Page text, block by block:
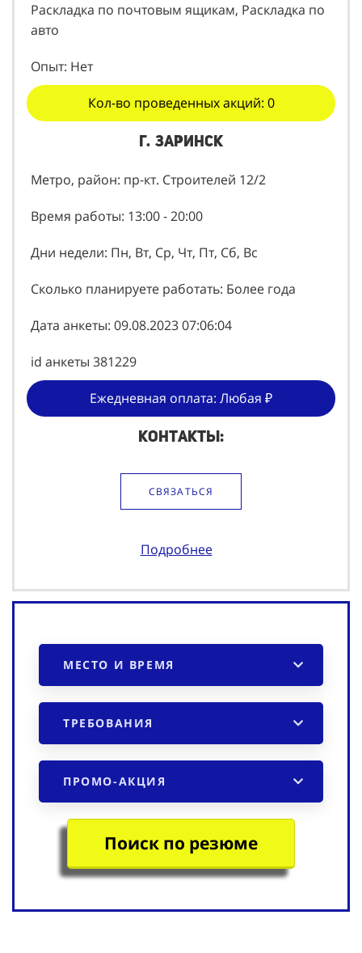
Раскладка по почтовым ящикам, Раскладка по
авто
Опыт: Нет
Кол-во проведенных акций: 0
г. Заринск
Метро, район: пр-кт. Строителей 12/2
Время работы: 13:00 - 20:00
Дни недели: Пн, Вт, Ср, Чт, Пт, Сб, Вс
Сколько планируете работать: Более года
Дата анкеты: 09.08.2023 07:06:04
id анкеты 381229
Ежедневная оплата: Любая ₽
Контакты:
СВЯЗАТЬСЯ
Подробнее
МЕСТО И ВРЕМЯ
ТРЕБОВАНИЯ
ПРОМО-АКЦИЯ
Поиск по резюме